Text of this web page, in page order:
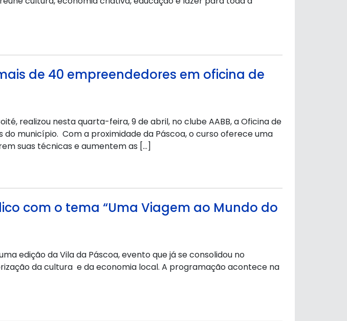
de 40 empreendedores em oficina de
realizou nesta quarta-feira, 9 de abril, no clube AABB, a Oficina de
município. Com a proximidade da Páscoa, o curso oferece uma
suas técnicas e aumentem as […]
com o tema “Uma Viagem ao Mundo do
edição da Vila da Páscoa, evento que já se consolidou no
da cultura e da economia local. A programação acontece na